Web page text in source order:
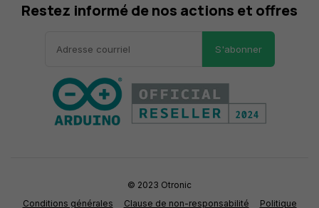
Restez informé de nos actions et offres
S'abonner
Conditions générales Clause de non-responsabilité Politique
© 2023 Otronic